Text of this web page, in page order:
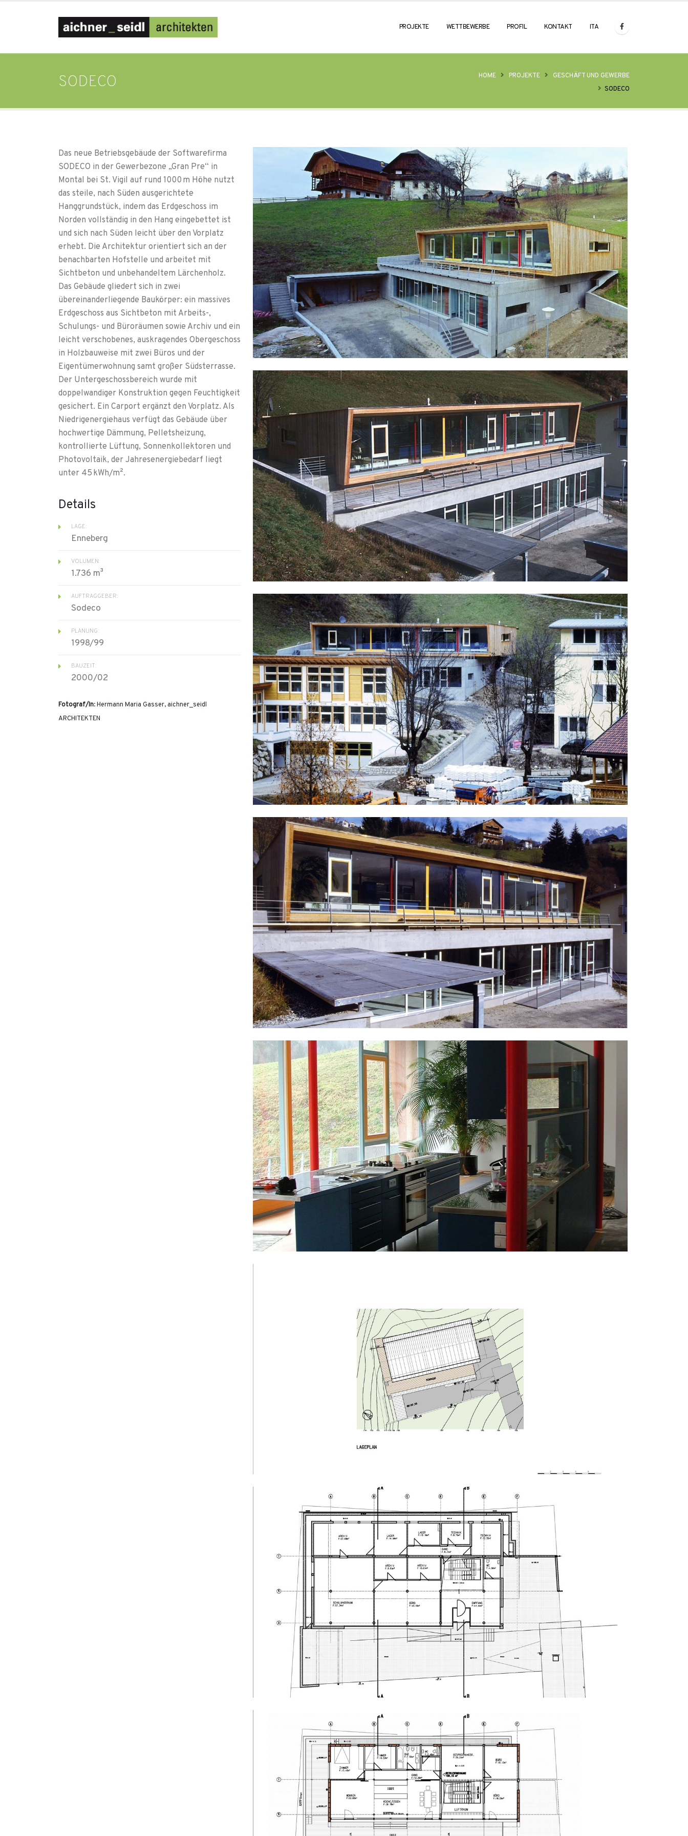
PROJEKTE WETTBEWERBE PROFIL KONTAKT ITA
SODECO HOME PROJEKTE
GESCHÄFT UND GEWERBE
SODECO
Das neue Betriebsgebäude der Softwarefirma
SODECO in der Gewerbezone „Gran Pre“ in
Montal bei St. Vigil auf rund 1000 m Höhe nutzt
das steile, nach Süden ausgerichtete
Hanggrundstück, indem das Erdgeschoss im
Norden vollständig in den Hang eingebettet ist
und sich nach Süden leicht über den Vorplatz
erhebt. Die Architektur orientiert sich an der
benachbarten Hofstelle und arbeitet mit
Sichtbeton und unbehandeltem Lärchenholz.
Das Gebäude gliedert sich in zwei
übereinanderliegende Baukörper: ein massives
Erdgeschoss aus Sichtbeton mit Arbeits-,
Schulungs- und Büroräumen sowie Archiv und ein
leicht verschobenes, auskragendes Obergeschoss
in Holzbauweise mit zwei Büros und der
Eigentümerwohnung samt großer Südsterrasse.
Der Untergeschossbereich wurde mit
doppelwandiger Konstruktion gegen Feuchtigkeit
gesichert. Ein Carport ergänzt den Vorplatz. Als
Niedrigenergiehaus verfügt das Gebäude über
hochwertige Dämmung, Pelletsheizung,
kontrollierte Lüftung, Sonnenkollektoren und
Photovoltaik, der Jahresenergiebedarf liegt
unter 45 kWh/m².
Details
LAGE:
Enneberg
VOLUMEN:
1.736 m³
AUFTRAGGEBER:
Sodeco
PLANUNG:
1998/99
BAUZEIT:
2000/02
Fotograf/In: Hermann Maria Gasser, aichner_seidl
ARCHITEKTEN